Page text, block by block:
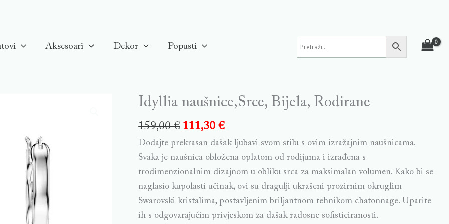
Aksesoari Dekor Popusti
Idyllia naušnice,Srce, Bijela, Rodirane
159,00€ 111,30€
Dodajte prekrasan dašak ljubavi svom stilu s ovim izražajnim naušnicama.
Svaka je naušnica obložena oplatom od rodijuma i izrađena s
trodimenzionalnim dizajnom u obliku srca za maksimalan volumen. Kako bi se
naglasio kupolasti učinak, ovi su dragulji ukrašeni prozirnim okruglim
Swarovski kristalima, postavljenim briljantnom tehnikom chatonnage. Uparite
ih s odgovarajućim privjeskom za dašak radosne sofisticiranosti.